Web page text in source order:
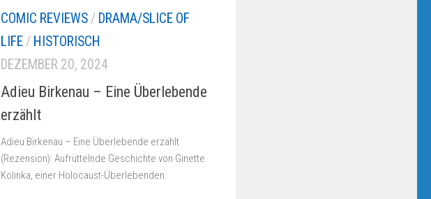
COMIC REVIEWS / DRAMA/SLICE OF
LIFE / HISTORISCH
DEZEMBER 20, 2024
Adieu Birkenau – Eine Überlebende
erzählt
Adieu Birkenau – Eine Überlebende erzählt
(Rezension): Aufrüttelnde Geschichte von Ginette
Kolinka, einer Holocaust-Überlebenden.